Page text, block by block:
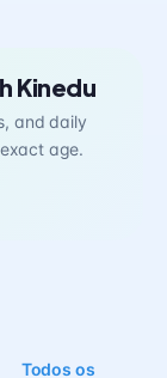
Kinedu
and daily
age.
Todos os